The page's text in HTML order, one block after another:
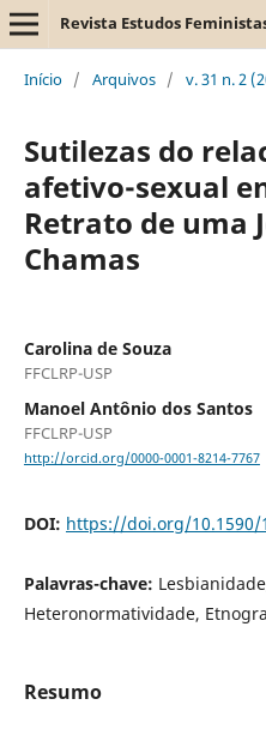
Revista Estudos
Início / Arquivos / v. 31 n. 2
Sutilezas do
afetivo-sexual
Retrato de uma
Chamas
Carolina de Souza
FFCLRP-USP
Manoel Antônio dos Santos
FFCLRP-USP
http://orcid.org/0000-0001-8214-7767
DOI: https://doi.org/10.1590/
Palavras-chave:
Heteronormatividade,
Resumo